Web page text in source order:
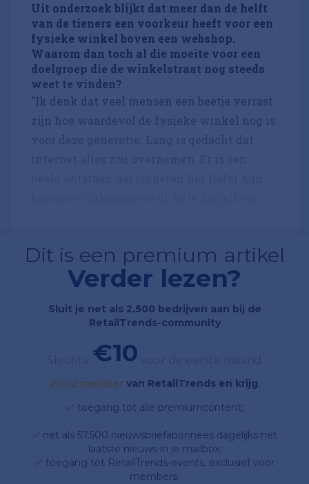
Uit onderzoek blijkt dat meer dan de helft
van de tieners een voorkeur heeft voor een
fysieke winkel boven een webshop.
Waarom dan toch al die moeite voor een
doelgroep die de winkelstraat nog steeds
weet te vinden?
"Ik denk dat veel mensen een beetje verrast
zijn hoe waardevol de fysieke winkel nog is
Dit is een premium artikel
Verder lezen?
Sluit je net als 2.500 bedrijven aan bij de
RetailTrends-community
€10
Word member van RetailTrends en krijg;
✅ toegang tot alle premiumcontent;
✅ net als 57.500 nieuwsbriefabonnees dagelijks het
laatste nieuws in je mailbox;
✅ toegang tot RetailTrends-events, exclusief voor
members.